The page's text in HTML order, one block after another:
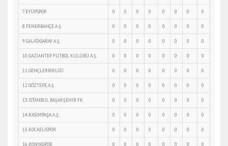
7.EYÜPSPOR 0 0 0 0 0 0 0 0
8.FENERBAHÇE A.Ş. 0 0 0 0 0 0 0 0
9.GALATASARAY A.Ş. 0 0 0 0 0 0 0 0
10.GAZİANTEP FUTBOL KULÜBÜ A.Ş. 0 0 0 0 0 0 0 0
11.GENÇLERBİRLİĞİ 0 0 0 0 0 0 0 0
12.GÖZTEPE A.Ş. 0 0 0 0 0 0 0 0
13.İSTANBUL BAŞAKŞEHİR FK 0 0 0 0 0 0 0 0
14.KASIMPAŞA A.Ş. 0 0 0 0 0 0 0 0
15.KOCAELİSPOR 0 0 0 0 0 0 0 0
16.KONYASPOR 0 0 0 0 0 0 0 0